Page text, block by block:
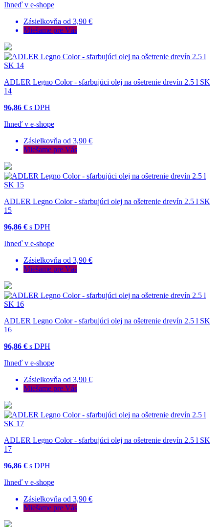
Ihneď v e-shope
Zásielkovňa od 3,90 €
Miešame pre Vás
ADLER Legno Color - sfarbujúci olej na ošetrenie drevín 2.5 l SK
14
96,86 € s DPH
Ihneď v e-shope
Zásielkovňa od 3,90 €
Miešame pre Vás
ADLER Legno Color - sfarbujúci olej na ošetrenie drevín 2.5 l SK
15
96,86 € s DPH
Ihneď v e-shope
Zásielkovňa od 3,90 €
Miešame pre Vás
ADLER Legno Color - sfarbujúci olej na ošetrenie drevín 2.5 l SK
16
96,86 € s DPH
Ihneď v e-shope
Zásielkovňa od 3,90 €
Miešame pre Vás
ADLER Legno Color - sfarbujúci olej na ošetrenie drevín 2.5 l SK
17
96,86 € s DPH
Ihneď v e-shope
Zásielkovňa od 3,90 €
Miešame pre Vás